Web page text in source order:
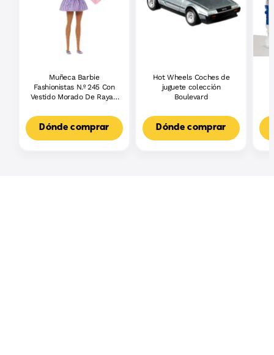
Muñeca Barbie
Fashionistas N.º 245 Con
Vestido Morado De Rayas,
Con Accesorios
Dónde comprar
Hot Wheels Coches de
juguete colección
Boulevard
Dónde comprar